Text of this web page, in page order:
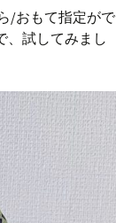
トール手順
と始め方
/おもて指定がで
、試してみまし